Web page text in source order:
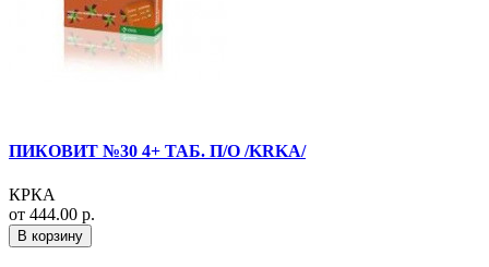
ПИКОВИТ №30 4+ ТАБ. П/О /KRKA/
КРКА
от 444.00 р.
В корзину